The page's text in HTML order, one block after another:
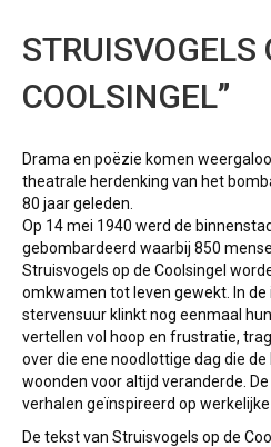
STRUISVOGELS
COOLSINGEL”
Drama en poëzie komen
theatrale herdenking van het
80 jaar geleden.
Op 14 mei 1940 werd de
gebombardeerd waarbij 850
Struisvogels op de Coolsingel
omkwamen tot leven gewekt. In
stervensuur klinkt nog eenmaal
vertellen vol hoop en frustratie,
over die ene noodlottige dag die
woonden voor altijd veranderde.
verhalen geïnspireerd op
De tekst van Struisvogels op de